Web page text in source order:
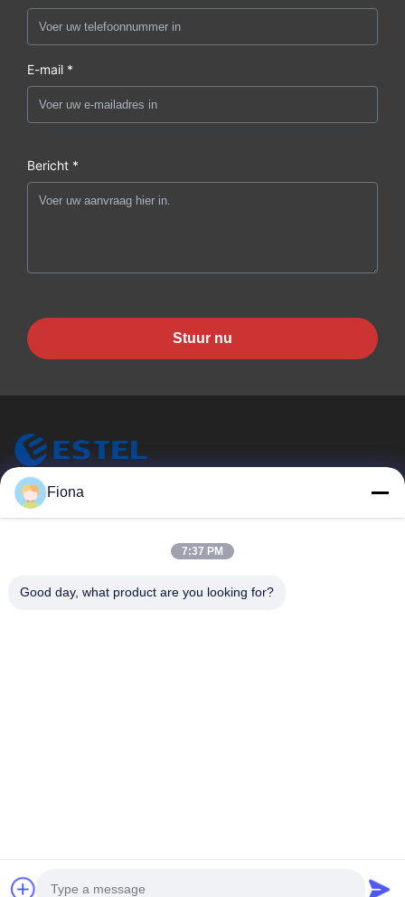
E-mail *
Bericht *
Stuur nu
ESTEL (GUANGDONG) TECHNOLOGY CO., LTD.
Thuis
Nieuw
Fiona
7:37 PM
Good day, what product are you looking for?